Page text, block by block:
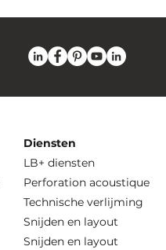
Diensten
LB+ diensten
Perforation acoustique
Technische verlijming
Snijden en layout
Snijden en layout